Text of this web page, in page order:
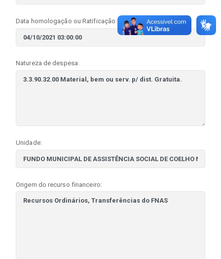
Data homologação ou Ratificação:
Natureza de despesa:
Unidade:
Origem do recurso financeiro: